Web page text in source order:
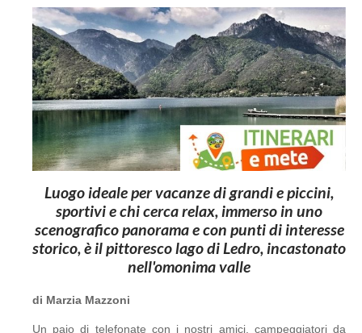
Luogo ideale per vacanze di grandi e piccini,
sportivi e chi cerca relax, immerso in uno
scenografico panorama e con punti di interesse
storico, è il pittoresco lago di Ledro, incastonato
nell'omonima valle
di Marzia Mazzoni
Un paio di telefonate con i nostri amici, campeggiatori da